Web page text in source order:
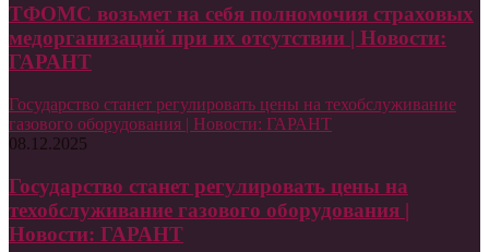
ТФОМС возьмет на себя полномочия страховых
медорганизаций при их отсутствии | Новости:
ГАРАНТ
Государство станет регулировать цены на техобслуживание
газового оборудования | Новости: ГАРАНТ
08.12.2025
Государство станет регулировать цены на
техобслуживание газового оборудования |
Новости: ГАРАНТ